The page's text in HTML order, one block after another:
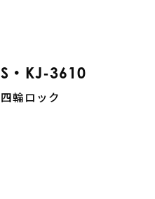
S・KJ-3610
四輪ロック